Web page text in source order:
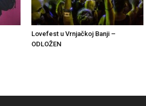
Lovefest u Vrnjačkoj Banji –
ODLOŽEN